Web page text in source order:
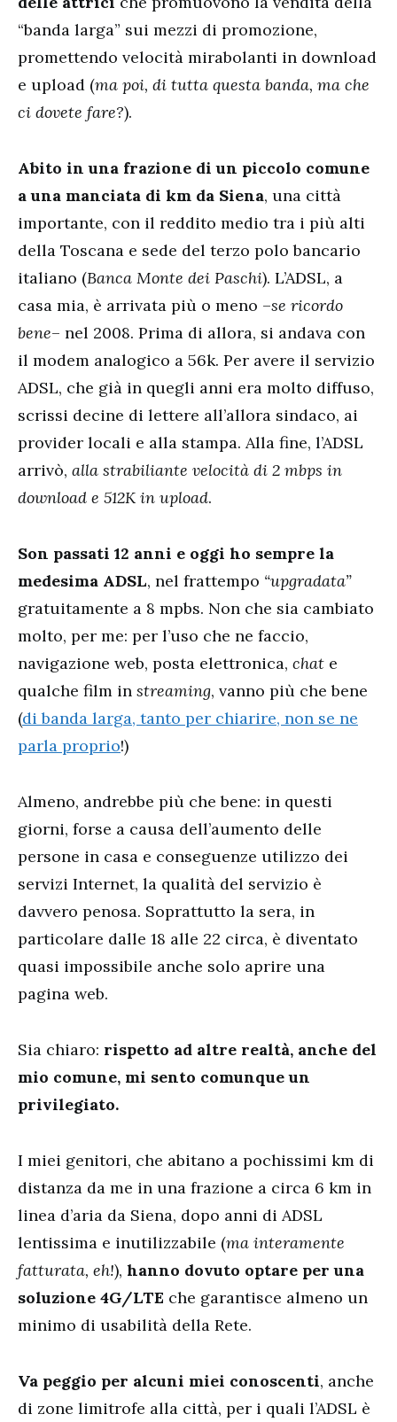
“banda larga” sui mezzi di promozione,
promettendo velocità mirabolanti in download
e upload (ma poi, di tutta questa banda, ma che
ci dovete fare?).
Abito in una frazione di un piccolo comune
a una manciata di km da Siena, una città
importante, con il reddito medio tra i più alti
della Toscana e sede del terzo polo bancario
italiano (Banca Monte dei Paschi). L’ADSL, a
casa mia, è arrivata più o meno –se ricordo
bene– nel 2008. Prima di allora, si andava con
il modem analogico a 56k. Per avere il servizio
ADSL, che già in quegli anni era molto diffuso,
scrissi decine di lettere all’allora sindaco, ai
provider locali e alla stampa. Alla fine, l’ADSL
arrivò, alla strabiliante velocità di 2 mbps in
download e 512K in upload.
Son passati 12 anni e oggi ho sempre la
medesima ADSL, nel frattempo “upgradata”
gratuitamente a 8 mpbs. Non che sia cambiato
molto, per me: per l’uso che ne faccio,
navigazione web, posta elettronica, chat e
qualche film in streaming, vanno più che bene
(di banda larga, tanto per chiarire, non se ne
parla proprio!)
Almeno, andrebbe più che bene: in questi
giorni, forse a causa dell’aumento delle
persone in casa e conseguenze utilizzo dei
servizi Internet, la qualità del servizio è
davvero penosa. Soprattutto la sera, in
particolare dalle 18 alle 22 circa, è diventato
quasi impossibile anche solo aprire una
pagina web.
Sia chiaro: rispetto ad altre realtà, anche del
mio comune, mi sento comunque un
privilegiato.
I miei genitori, che abitano a pochissimi km di
distanza da me in una frazione a circa 6 km in
linea d’aria da Siena, dopo anni di ADSL
lentissima e inutilizzabile (ma interamente
fatturata, eh!), hanno dovuto optare per una
soluzione 4G/LTE che garantisce almeno un
minimo di usabilità della Rete.
Va peggio per alcuni miei conoscenti, anche
di zone limitrofe alla città, per i quali l’ADSL è